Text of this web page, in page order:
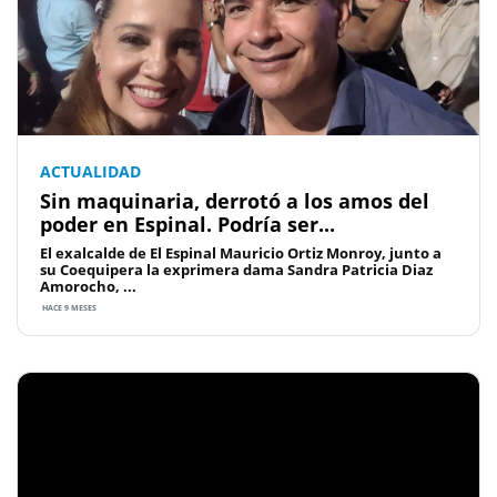
ACTUALIDAD
Sin maquinaria, derrotó a los amos del
poder en Espinal. Podría ser...
El exalcalde de El Espinal Mauricio Ortiz Monroy, junto a
su Coequipera la exprimera dama Sandra Patricia Diaz
Amorocho, ...
HACE 9 MESES